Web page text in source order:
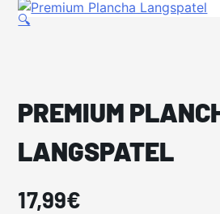
🔍
PREMIUM
LANGSPATEL
17,99€